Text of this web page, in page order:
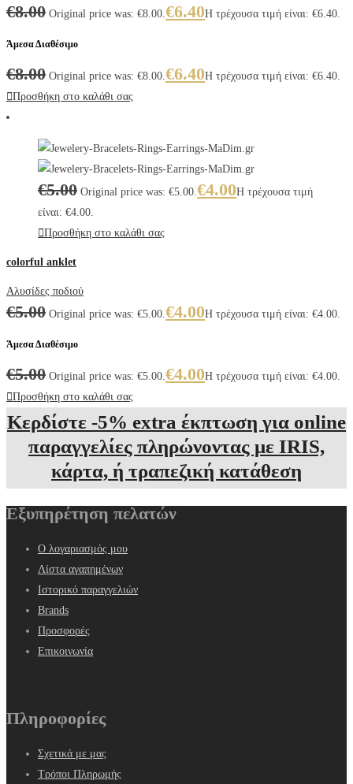
€8.00 Original price was: €8.00. €6.40Η τρέχουσα τιμή είναι: €6.40.
Άμεσα Διαθέσιμο
€8.00 Original price was: €8.00. €6.40Η τρέχουσα τιμή είναι: €6.40.
Προσθήκη στο καλάθι σας
€5.00 Original price was: €5.00. €4.00Η τρέχουσα τιμή
είναι: €4.00.
Προσθήκη στο καλάθι σας
colorful anklet
Αλυσίδες ποδιού
€5.00 Original price was: €5.00. €4.00Η τρέχουσα τιμή είναι: €4.00.
Άμεσα Διαθέσιμο
€5.00 Original price was: €5.00. €4.00Η τρέχουσα τιμή είναι: €4.00.
Προσθήκη στο καλάθι σας
Κερδίστε -5% extra έκπτωση για online
παραγγελίες πληρώνοντας με IRIS,
κάρτα, ή τραπεζική κατάθεση
Εξυπηρέτηση πελατών
Ο λογαριασμός μου
Λίστα αγαπημένων
Ιστορικό παραγγελιών
Brands
Προσφορές
Επικοινωνία
Πληροφορίες
Σχετικά με μας
Τρόποι Πληρωμής